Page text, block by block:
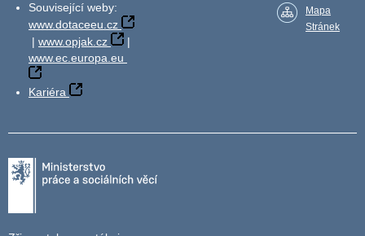
Související weby:
www.dotaceeu.cz
| www.opjak.cz
|
www.ec.europa.eu
Kariéra
Mapa
Stránek